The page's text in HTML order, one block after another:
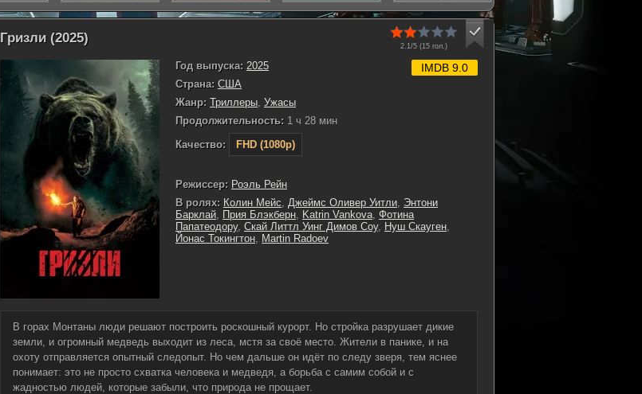
Гризли (2025)
2.1/5 (15 гол.)
Год выпуска: 2025
Страна: США
Жанр: Триллеры, Ужасы
Продолжительность: 1 ч 28 мин
Качество:
FHD (1080p)
IMDB 9.0
Режиссер: Роэль Рейн
В ролях: Колин Мейс, Джеймс Оливер Уитли, Энтони
Барклай, Прия Блэкберн, Katrin Vankova, Фотина
Папатеодору, Скай Литтл Уинг Димов Соу, Нуш Скауген,
Йонас Токингтон, Martin Radoev
В горах Монтаны люди решают построить роскошный курорт. Но стройка разрушает дикие
земли, и огромный медведь выходит из леса, мстя за своё место. Жители в панике, и на
охоту отправляется опытный следопыт. Но чем дальше он идёт по следу зверя, тем яснее
понимает: это не просто схватка человека и медведя, а борьба с самим собой и с
жадностью людей, которые забыли, что природа не прощает.